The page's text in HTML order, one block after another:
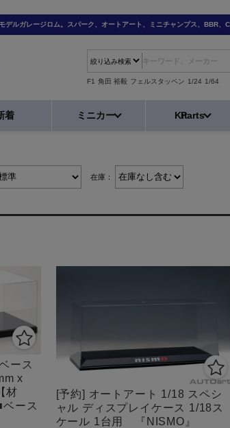
ルガレージロム。スパーク、オートアート、ミニチャンプス、BBR、
F1 角田 裕毅 フェルスタッペン 1/24 1/64
着 ミニカー KitParts
在庫：
ース
x
材
ース
[予約] オートアート 1/18 スペシ
ャル ディスプレイケース 1/18ス
ケール 1台用 『NISMO』